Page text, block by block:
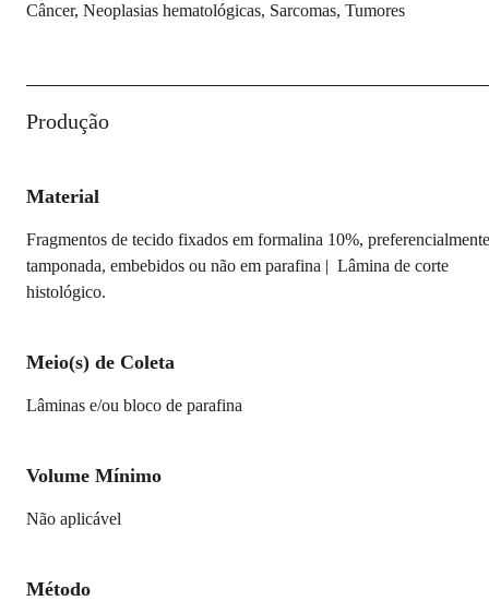
Câncer, Neoplasias hematológicas, Sarcomas, Tumores
Produção
Material
Fragmentos de tecido fixados em formalina 10%, preferencialmente
tamponada, embebidos ou não em parafina | Lâmina de corte
histológico.
Meio(s) de Coleta
Lâminas e/ou bloco de parafina
Volume Mínimo
Não aplicável
Método